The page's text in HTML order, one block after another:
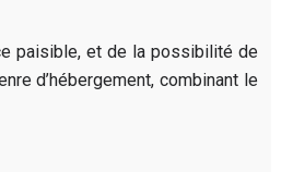
paisible, et de la possibilité de
d’hébergement, combinant le